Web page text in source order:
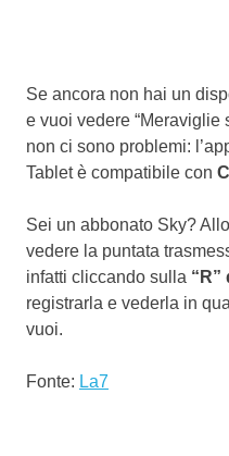
Se ancora non hai un
e vuoi vedere “Meraviglie
non ci sono problemi:
Tablet è compatibile con
Sei un abbonato Sky?
vedere la puntata
infatti cliccando sulla “R”
registrarla e vederla in
vuoi.
Fonte: La7